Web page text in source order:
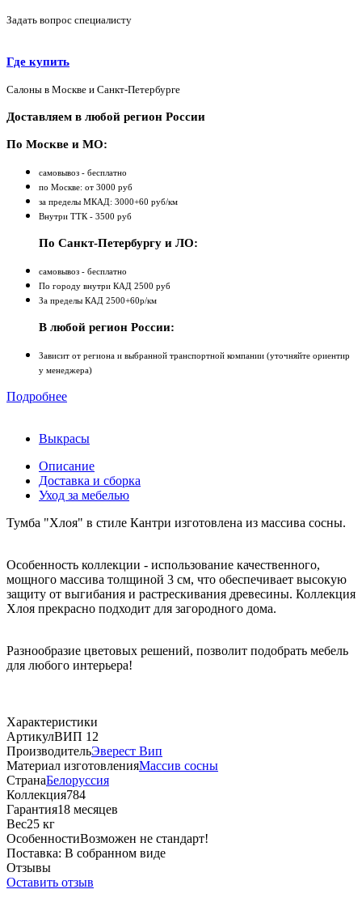
Задать вопрос специалисту
Где купить
Салоны в Москве и Санкт-Петербурге
Доставляем в любой регион России
По Москве и МО:
самовывоз - бесплатно
по Москве: от 3000 руб
за пределы МКАД: 3000+60 руб/км
Внутри ТТК - 3500 руб
По Санкт-Петербургу и ЛО:
самовывоз - бесплатно
По городу внутри КАД 2500 руб
За пределы КАД 2500+60р/км
В любой регион России:
Зависит от региона и выбранной транспортной компании (уточняйте ориентир
у менеджера)
Подробнее
Выкрасы
Описание
Доставка и сборка
Уход за мебелью
Тумба "Хлоя" в стиле Кантри изготовлена из массива сосны.
Особенность коллекции - использование качественного,
мощного массива толщиной 3 см, что обеспечивает высокую
защиту от выгибания и растрескивания древесины. Коллекция
Хлоя прекрасно подходит для загородного дома.
Разнообразие цветовых решений, позволит подобрать мебель
для любого интерьера!
Характеристики
АртикулВИП 12
ПроизводительЭверест Вип
Материал изготовленияМассив сосны
СтранаБелоруссия
Коллекция784
Гарантия18 месяцев
Вес25 кг
ОсобенностиВозможен не стандарт!
Поставка: В собранном виде
Отзывы
Оставить отзыв